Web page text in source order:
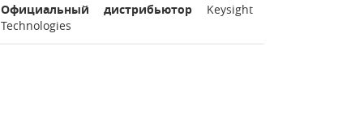
Официальный дистрибьюторKeysight
Technologies